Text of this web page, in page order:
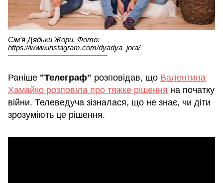
Сім’я Дядьки Жори. Фото:
https://www.instagram.com/dyadya_jora/
Раніше "Телеграф" розповідав, що Валентина
Хамайко розповіла про тяжке рішення на початку
війни. Телеведуча зізналася, що не знає, чи діти
зрозуміють це рішення.